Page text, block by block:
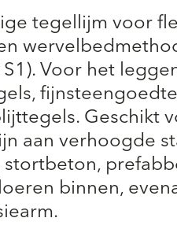
tegellijm voor
S1). Voor het
aan verhoogde
binnen,